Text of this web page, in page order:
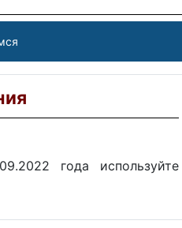
года используйте